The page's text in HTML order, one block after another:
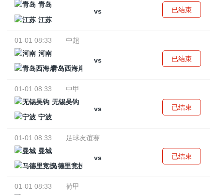
青岛
vs
江苏
已结束
01-01 08:33
中超
河南
vs
青岛西海岸
已结束
01-01 08:33
中甲
无锡吴钩
vs
宁波
已结束
01-01 08:33
足球友谊赛
曼城
vs
马德里竞技
已结束
01-01 08:33
荷甲